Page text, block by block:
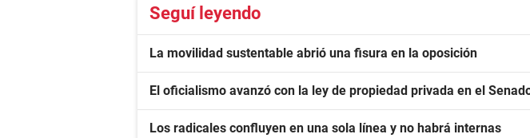
Seguí leyendo
La movilidad sustentable abrió una fisura en la oposición
El oficialismo avanzó con la ley de propiedad privada en el
Los radicales confluyen en una sola línea y no habrá internas